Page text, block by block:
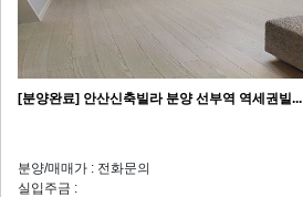
[분양완료] 안산신축빌라 분양 선부역 역세권빌...
분양/매매가 : 전화문의
실입주금 :